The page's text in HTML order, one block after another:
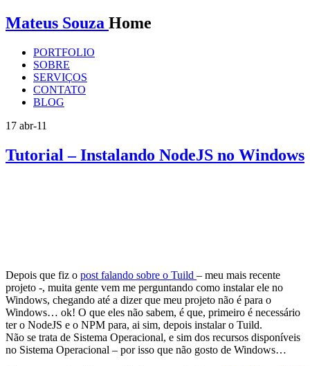
Mateus Souza Home
PORTFOLIO
SOBRE
SERVIÇOS
CONTATO
BLOG
17 abr-11
Tutorial – Instalando NodeJS no Windows
Depois que fiz o post falando sobre o Tuild – meu mais recente
projeto -, muita gente vem me perguntando como instalar ele no
Windows, chegando até a dizer que meu projeto não é para o
Windows… ok! O que eles não sabem, é que, primeiro é necessário
ter o NodeJS e o NPM para, ai sim, depois instalar o Tuild.
Não se trata de Sistema Operacional, e sim dos recursos disponíveis
no Sistema Operacional – por isso que não gosto de Windows…